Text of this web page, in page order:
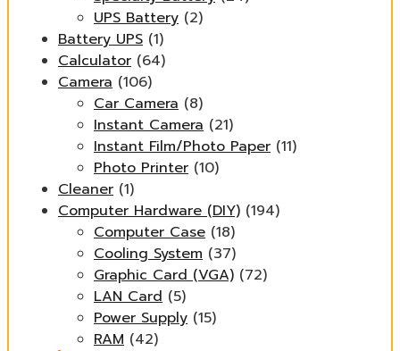
UPS Battery (2)
Battery UPS (1)
Calculator (64)
Camera (106)
Car Camera (8)
Instant Camera (21)
Instant Film/Photo Paper (11)
Photo Printer (10)
Cleaner (1)
Computer Hardware (DIY) (194)
Computer Case (18)
Cooling System (37)
Graphic Card (VGA) (72)
LAN Card (5)
Power Supply (15)
RAM (42)